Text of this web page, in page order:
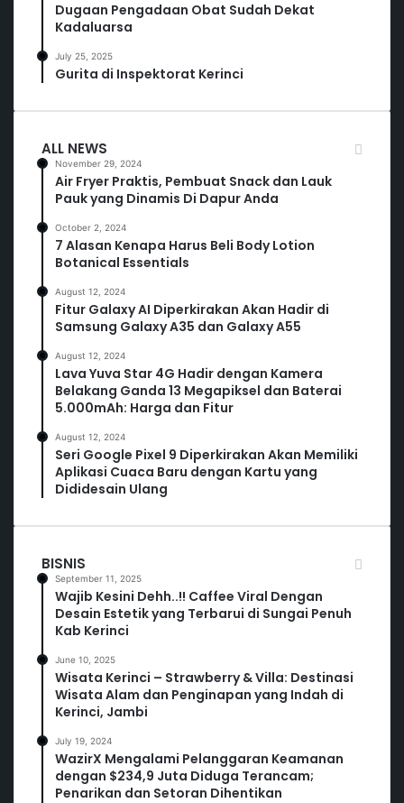
Dugaan Pengadaan Obat Sudah Dekat
Kadaluarsa
July 25, 2025
Gurita di Inspektorat Kerinci
ALL NEWS
November 29, 2024
Air Fryer Praktis, Pembuat Snack dan Lauk
Pauk yang Dinamis Di Dapur Anda
October 2, 2024
7 Alasan Kenapa Harus Beli Body Lotion
Botanical Essentials
August 12, 2024
Fitur Galaxy AI Diperkirakan Akan Hadir di
Samsung Galaxy A35 dan Galaxy A55
August 12, 2024
Lava Yuva Star 4G Hadir dengan Kamera
Belakang Ganda 13 Megapiksel dan Baterai
5.000mAh: Harga dan Fitur
August 12, 2024
Seri Google Pixel 9 Diperkirakan Akan Memiliki
Aplikasi Cuaca Baru dengan Kartu yang
Dididesain Ulang
BISNIS
September 11, 2025
Wajib Kesini Dehh..!! Caffee Viral Dengan
Desain Estetik yang Terbarui di Sungai Penuh
Kab Kerinci
June 10, 2025
Wisata Kerinci – Strawberry & Villa: Destinasi
Wisata Alam dan Penginapan yang Indah di
Kerinci, Jambi
July 19, 2024
WazirX Mengalami Pelanggaran Keamanan
dengan $234,9 Juta Diduga Terancam;
Penarikan dan Setoran Dihentikan